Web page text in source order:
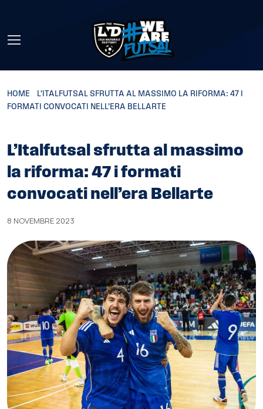
HOME
L’ITALFUTSAL SFRUTTA AL MASSIMO LA RIFORMA: 47 I
FORMATI CONVOCATI NELL’ERA BELLARTE
L’Italfutsal sfrutta al massimo
la riforma: 47 i formati
convocati nell’era Bellarte
8 NOVEMBRE 2023